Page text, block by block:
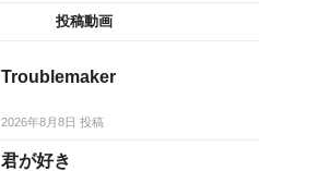
投稿動画
Troublemaker
2026年8月8日 投稿
君が好き